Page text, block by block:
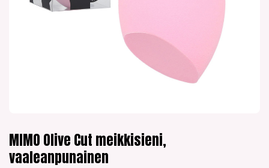
MIMO Olive Cut meikkisieni,
vaaleanpunainen